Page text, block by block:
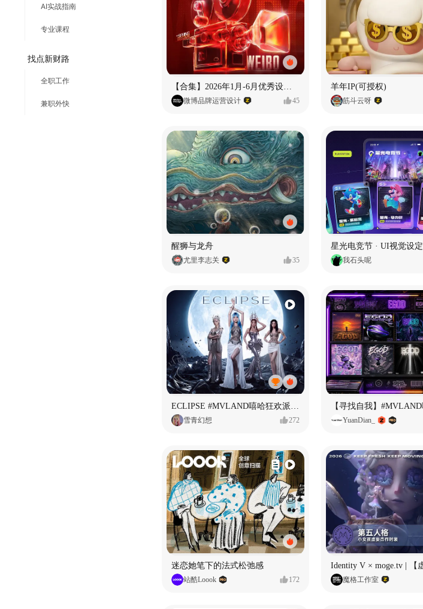
AI实战指南
专业课程
找点新财路
全职工作
兼职外快 微博品牌运营设计 45
羊年IP(可授权)
筋斗云呀
醒狮与龙舟
尤里李志关 35
星光电竞节 · UI视觉设定
我石头呢
雪青幻想 272 YuanDian_
迷恋她笔下的法式松弛感
站酷Loook 172 魔格工作室